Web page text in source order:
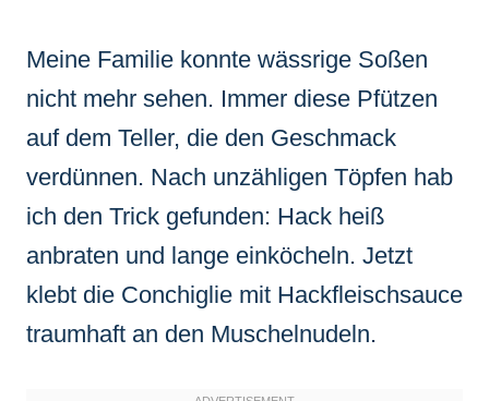
Meine Familie konnte wässrige Soßen
nicht mehr sehen. Immer diese Pfützen
auf dem Teller, die den Geschmack
verdünnen. Nach unzähligen Töpfen hab
ich den Trick gefunden: Hack heiß
anbraten und lange einköcheln. Jetzt
klebt die Conchiglie mit Hackfleischsauce
traumhaft an den Muschelnudeln.